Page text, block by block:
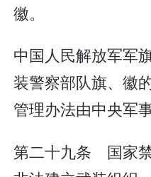
徽。
中国人民解放军军
装警察部队旗、徽
管理办法由中央军
第二十九条 国家